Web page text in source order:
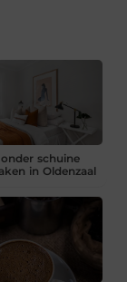
schuine
in Oldenzaal